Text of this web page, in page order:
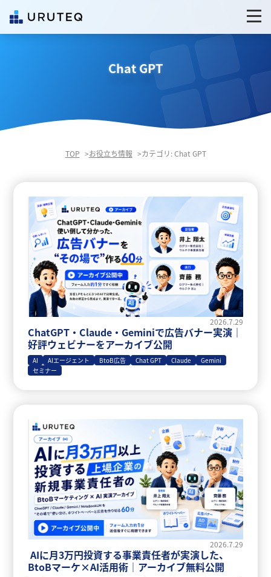
Chat GPT
TOP お役立ち情報 カテゴリ: Chat GPT
2026.7.29
ChatGPT・Claude・Geminiで広告バナー実演｜
好評ウェビナーをアーカイブ公開
AI AIエージェント BtoB広告 Chat GPT Claude
Gemini
セミナー
2026.7.29
AIに月3万円投資する事業責任者が実演した、
BtoBマーケ×AI活用術｜アーカイブ無料公開